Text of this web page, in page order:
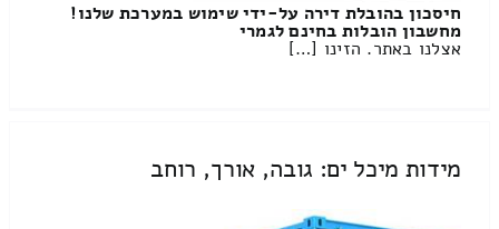
חיסכון בהובלת דירה על-ידי שימוש במערכת שלנו!
מחשבון הובלות בחינם לגמרי
אצלנו באתר. הזינו […]
מידות מיכל ים: גובה, אורך, רוחב